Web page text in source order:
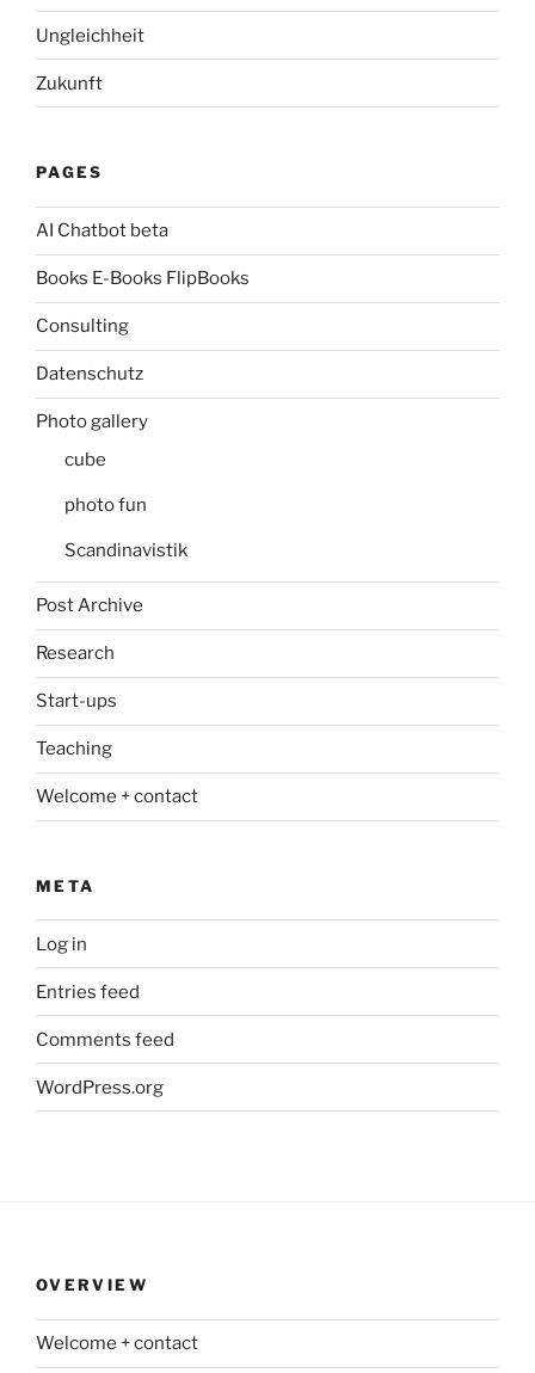
Ungleichheit
Zukunft
PAGES
AI Chatbot beta
Books E-Books FlipBooks
Consulting
Datenschutz
Photo gallery
cube
photo fun
Scandinavistik
Post Archive
Research
Start-ups
Teaching
Welcome + contact
META
Log in
Entries feed
Comments feed
WordPress.org
OVERVIEW
Welcome + contact